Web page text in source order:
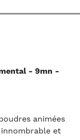
9mn
animées
innombrable et